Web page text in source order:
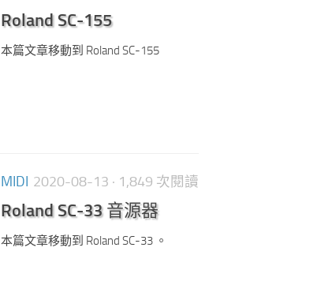
Roland SC-155
本篇文章移動到 Roland SC-155
MIDI 2020-08-13 · 1,849 次閱讀
Roland SC-33 音源器
本篇文章移動到 Roland SC-33 。